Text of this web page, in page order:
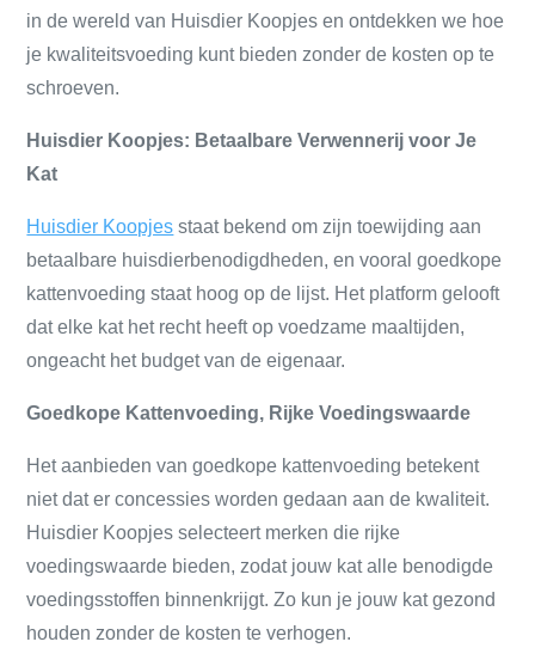
in de wereld van Huisdier Koopjes en ontdekken we hoe
je kwaliteitsvoeding kunt bieden zonder de kosten op te
schroeven.
Huisdier Koopjes: Betaalbare Verwennerij voor Je
Kat
Huisdier Koopjes staat bekend om zijn toewijding aan
betaalbare huisdierbenodigdheden, en vooral goedkope
kattenvoeding staat hoog op de lijst. Het platform gelooft
dat elke kat het recht heeft op voedzame maaltijden,
ongeacht het budget van de eigenaar.
Goedkope Kattenvoeding, Rijke Voedingswaarde
Het aanbieden van goedkope kattenvoeding betekent
niet dat er concessies worden gedaan aan de kwaliteit.
Huisdier Koopjes selecteert merken die rijke
voedingswaarde bieden, zodat jouw kat alle benodigde
voedingsstoffen binnenkrijgt. Zo kun je jouw kat gezond
houden zonder de kosten te verhogen.